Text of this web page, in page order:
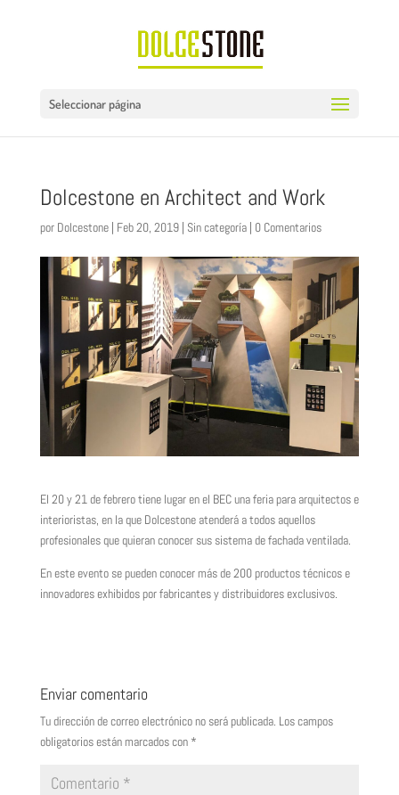
Seleccionar página
Dolcestone en Architect and Work
por Dolcestone| Feb 20, 2019| Sin categoría| 0 Comentarios
El 20 y 21 de febrero tiene lugar en el BEC una feria para arquitectos e
interioristas, en la que Dolcestone atenderá a todos aquellos
profesionales que quieran conocer sus sistema de fachada ventilada.
En este evento se pueden conocer más de 200 productos técnicos e
innovadores exhibidos por fabricantes y distribuidores exclusivos.
Enviar comentario
Tu dirección de correo electrónico no será publicada. Los campos
obligatorios están marcados con *